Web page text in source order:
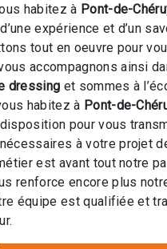
habitez à Pont-de-
expérience et d’un
tout en oeuvre pour
accompagnons ainsi
dressing et sommes à
habitez à Pont-de-
pour vous
à votre projet
est avant tout notre
renforce encore plus
équipe est qualifiée et